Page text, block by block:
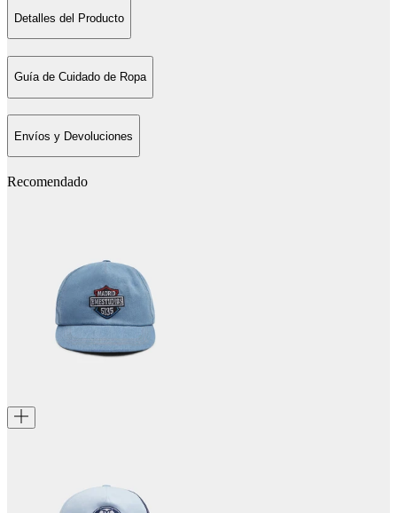
Detalles del Producto
Guía de Cuidado de Ropa
Envíos y Devoluciones
Recomendado